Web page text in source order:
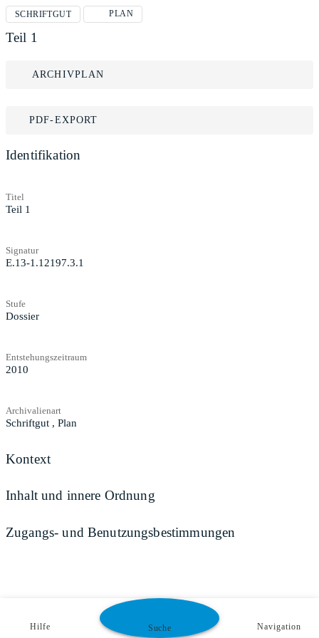
SCHRIFTGUT PLAN
Teil 1
ARCHIVPLAN
PDF-EXPORT
Identifikation
Titel
Teil 1
Signatur
E.13-1.12197.3.1
Stufe
Dossier
Entstehungszeitraum
2010
Archivalienart
Schriftgut , Plan
Kontext
Inhalt und innere Ordnung
Zugangs- und Benutzungsbestimmungen
Hilfe Suche Navigation